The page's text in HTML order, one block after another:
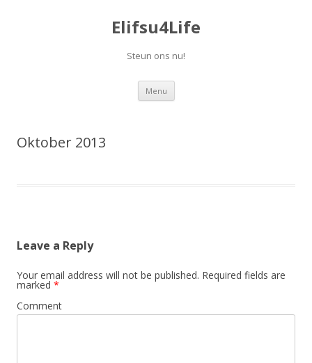
Elifsu4Life
Steun ons nu!
Menu Skip
content
Oktober 2013
Leave a Reply
Your email address will not be published. Required fields are
marked *
Comment